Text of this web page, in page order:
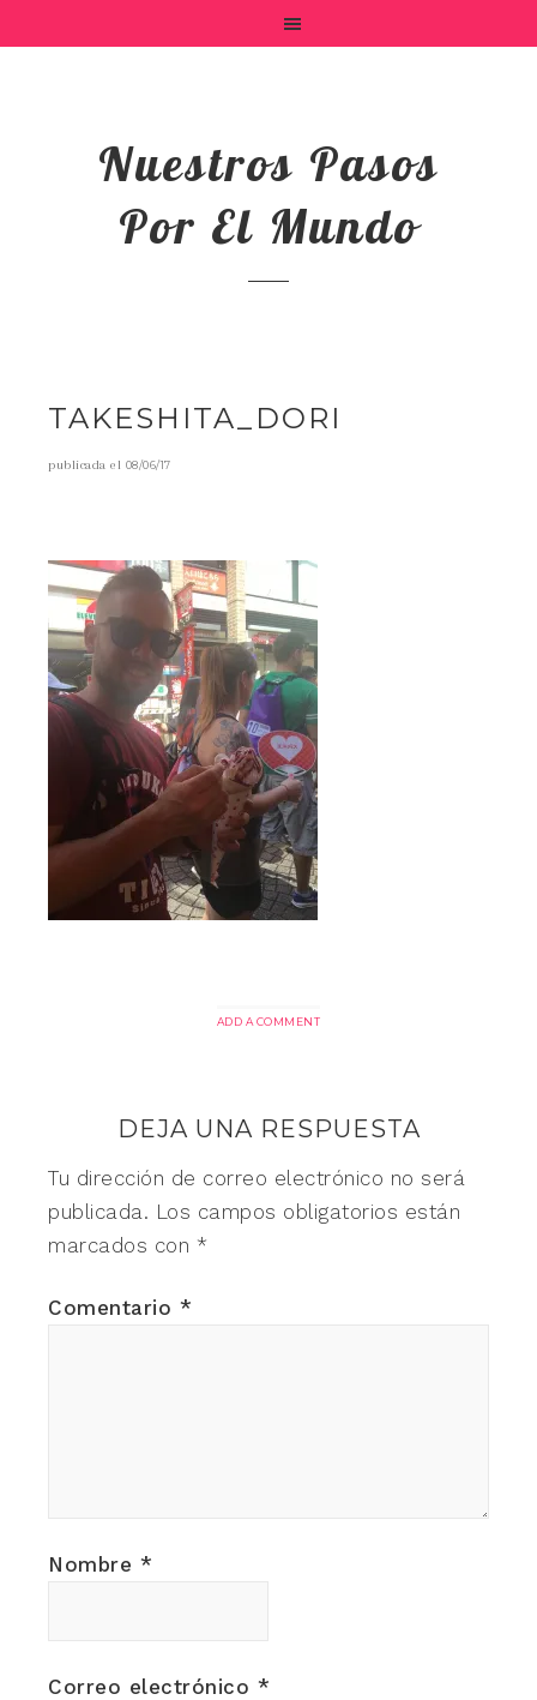
Nuestros Pasos
Por El Mundo
TAKESHITA_DORI
publicada el 08/06/17
ADD A COMMENT
DEJA UNA RESPUESTA
Tu dirección de correo electrónico no será
publicada. Los campos obligatorios están
marcados con *
Comentario *
Nombre *
Correo electrónico *